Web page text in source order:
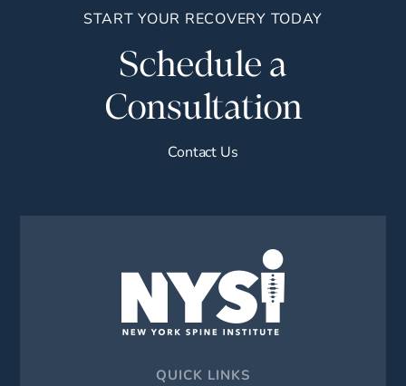
START YOUR RECOVERY TODAY
Schedule a
Consultation
Contact Us
QUICK LINKS